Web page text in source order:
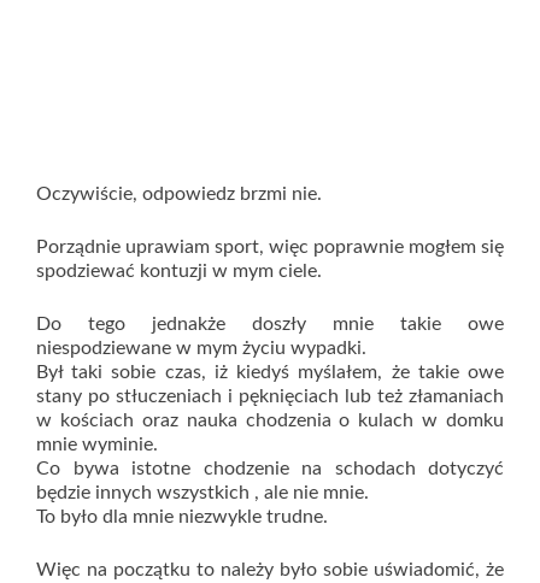
Oczywiście, odpowiedz brzmi nie.
Porządnie uprawiam sport, więc poprawnie mogłem się
spodziewać kontuzji w mym ciele.
Do tego jednakże doszły mnie takie owe
niespodziewane w mym życiu wypadki.
Był taki sobie czas, iż kiedyś myślałem, że takie owe
stany po stłuczeniach i pęknięciach lub też złamaniach
w kościach oraz nauka chodzenia o kulach w domku
mnie wyminie.
Co bywa istotne chodzenie na schodach dotyczyć
będzie innych wszystkich , ale nie mnie.
To było dla mnie niezwykle trudne.
Więc na początku to należy było sobie uświadomić, że